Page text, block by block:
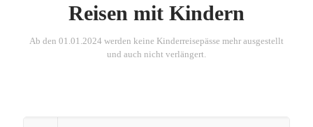
Reisen mit Kindern
Ab den 01.01.2024 werden keine Kinderreisepässe mehr ausgestellt
und auch nicht verlängert.